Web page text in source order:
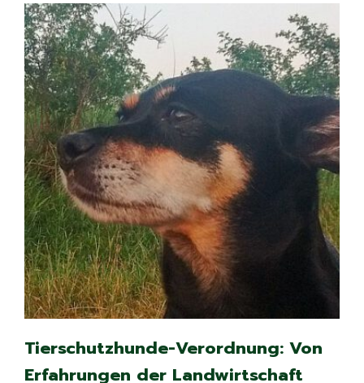
Tierschutzhunde-Verordnung: Von
Erfahrungen der Landwirtschaft